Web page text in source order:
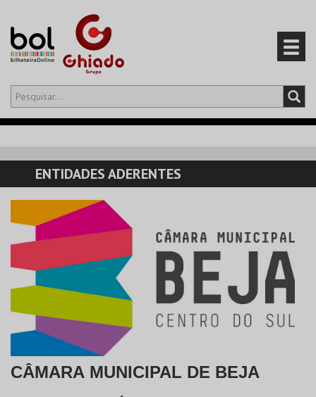
Olá,iniciar sessão
CARRINHO
EVENTOS
CARTÕES
PRODUTOS
ENTIDADES ADERENTES
CÂMARA MUNICIPAL DE BEJA